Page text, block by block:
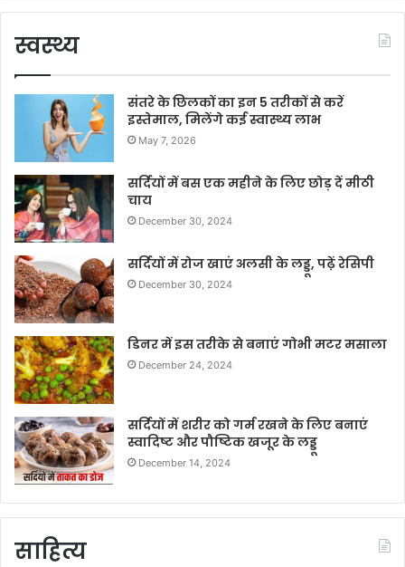
स्वस्थ्य
संतरे के छिलकों का इन 5 तरीकों से करें
इस्तेमाल, मिलेंगे कई स्वास्थ्य लाभ
May 7, 2026
सर्दियों में बस एक महीने के लिए छोड़ दें मीठी
चाय
December 30, 2024
सर्दियों में रोज खाएं अलसी के लड्डू, पढ़ें रेसिपी
December 30, 2024
डिनर में इस तरीके से बनाएं गोभी मटर मसाला
December 24, 2024
सर्दियों में शरीर को गर्म रखने के लिए बनाएं
स्वादिष्ट और पौष्टिक खजूर के लड्डू
December 14, 2024
साहित्य